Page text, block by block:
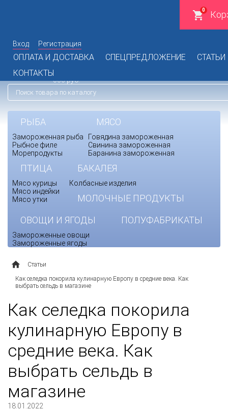
0
Вход Регистрация
ОПЛАТА И ДОСТАВКА СПЕЦПРЕДЛОЖЕНИЕ
СТАТЬИ
КОНТАКТЫ
142 98 19
+7 (925) 072 77 74
Время работы офиса: пн.-пт. с
10:00 до 17:00
Доставка при сумме заказа от 8
000 руб.
РЫБА
Замороженная рыба
Рыбное филе
Морепродукты
МЯСО
Говядина замороженная
Свинина замороженная
Баранина замороженная
ПТИЦА
Мясо курицы
Мясо индейки
Мясо утки
БАКАЛЕЯ
Колбасные изделия
МОЛОЧНЫЕ ПРОДУКТЫ
ОВОЩИ И ЯГОДЫ
Замороженные овощи
Замороженные ягоды
ПОЛУФАБРИКАТЫ
Статьи
Как селедка покорила кулинарную Европу в средние века. Как
выбрать сельдь в магазине
Как селедка покорила
кулинарную Европу в
средние века. Как
выбрать сельдь в
магазине
18.01.2022